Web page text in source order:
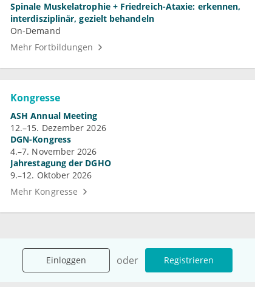
Einloggen oder Registrieren
Spinale Muskelatrophie + Friedreich-Ataxie: erkennen,
interdisziplinär, gezielt behandeln
On-Demand
Mehr Fortbildungen
Kongresse
ASH Annual Meeting
12.–15. Dezember 2026
DGN-Kongress
4.–7. November 2026
Jahrestagung der DGHO
9.–12. Oktober 2026
Mehr Kongresse
Unternehmen
Ressourcen